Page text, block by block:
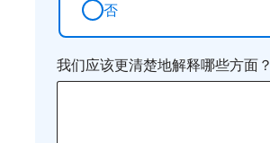
否
我们应该更清楚地解释哪些方面？